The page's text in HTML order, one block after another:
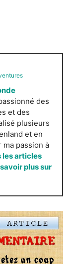
des
et des
plusieurs
et en
ma passion à
les articles
savoir plus sur